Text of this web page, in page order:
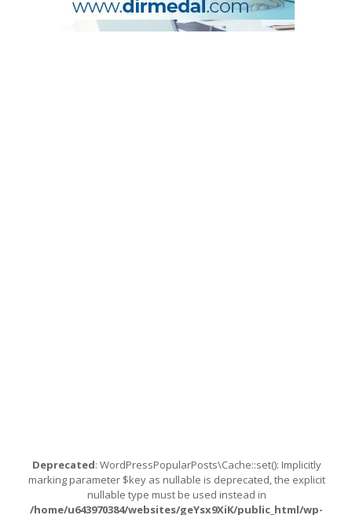
Deprecated: WordPressPopularPosts\Cache::set(): Implicitly
marking parameter $key as nullable is deprecated, the explicit
nullable type must be used instead in
/home/u643970384/websites/geYsx9XiK/public_html/wp-